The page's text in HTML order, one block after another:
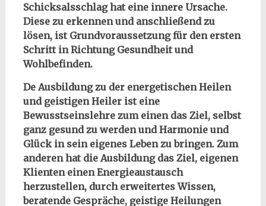
Schicksalsschlag hat eine innere Ursache.
Diese zu erkennen und anschließend zu
lösen, ist Grundvoraussetzung für den ersten
Schritt in Richtung Gesundheit und
Wohlbefinden.
De Ausbildung zu der energetischen Heilen
und geistigen Heiler ist eine
Bewusstseinslehre zum einen das Ziel, selbst
ganz gesund zu werden und Harmonie und
Glück in sein eigenes Leben zu bringen. Zum
anderen hat die Ausbildung das Ziel, eigenen
Klienten einen Energieaustausch
herzustellen, durch erweitertes Wissen,
beratende Gespräche, geistige Heilungen